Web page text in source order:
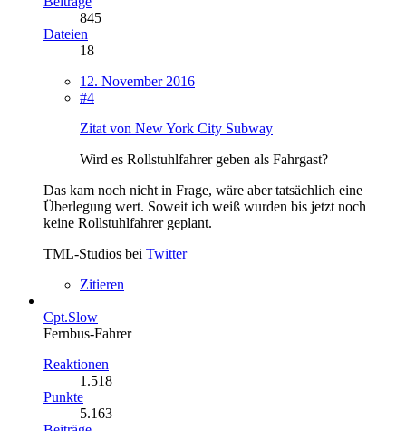
845
Dateien
18
12. November 2016
#4
Zitat von New York City Subway
Wird es Rollstuhlfahrer geben als Fahrgast?
Das kam noch nicht in Frage, wäre aber tatsächlich eine
Überlegung wert. Soweit ich weiß wurden bis jetzt noch
keine Rollstuhlfahrer geplant.
TML-Studios bei Twitter
Zitieren
Cpt.Slow
Fernbus-Fahrer
Reaktionen
1.518
Punkte
5.163